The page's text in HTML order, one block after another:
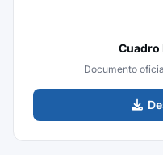
Cuadro
Documento